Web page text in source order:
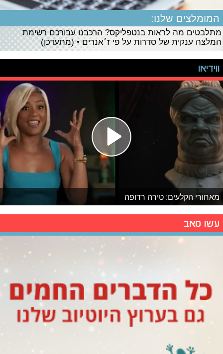
המומלצים שלנו:
מתלבטים מה לראות בנטפליקס? הרכבנו עבורכם רשימת
המלצה ענקית של סדרות על פי ז׳אנרים • (מתעדכן)
ווידיאו
מאחורי הקלעים: טירה רדופה
עשו סאב